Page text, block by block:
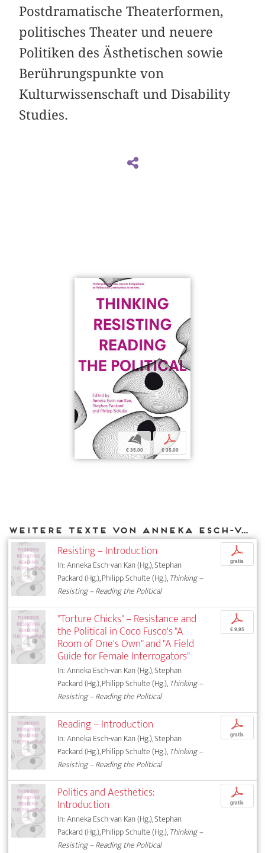
Postdramatische Theaterformen,
politisches Theater und neuere
Politiken des Ästhetischen sowie
Berührungspunkte von
Kulturwissenschaft und Disability
Studies.
b
€ 35,00
p
€ 35,00
Weitere Texte von Anneka Esch-van Kan bei DIAPHANES
Resisting – Introduction
In: Anneka Esch-van Kan (Hg.), Stephan
Packard (Hg.), Philipp Schulte (Hg.),Thinking –
Resisting – Reading the Political
p
gratis
"Torture Chicks" – Resistance and
the Political in Coco Fusco's "A
Room of One's Own" and "A Field
Guide for Female Interrogators"
In: Anneka Esch-van Kan (Hg.), Stephan
Packard (Hg.), Philipp Schulte (Hg.),Thinking –
Resisting – Reading the Political
p
€ 9,95
Reading – Introduction
In: Anneka Esch-van Kan (Hg.), Stephan
Packard (Hg.), Philipp Schulte (Hg.),Thinking –
Resisting – Reading the Political
p
gratis
Politics and Aesthetics:
Introduction
In: Anneka Esch-van Kan (Hg.), Stephan
Packard (Hg.), Philipp Schulte (Hg.),Thinking –
Resisting – Reading the Political
p
gratis